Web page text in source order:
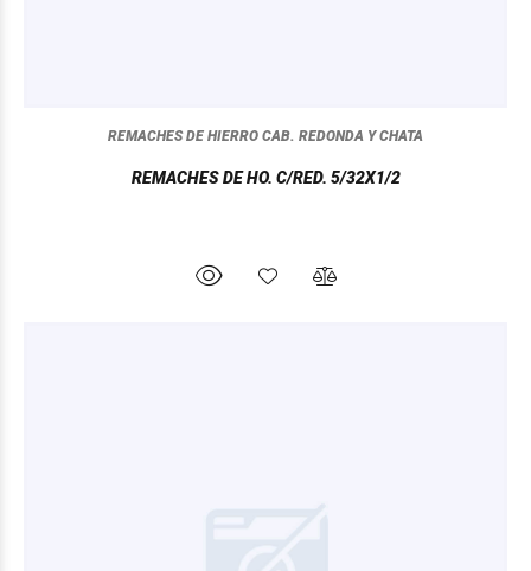
REMACHES DE HIERRO CAB. REDONDA Y CHATA
REMACHES DE HO. C/RED. 5/32X1/2